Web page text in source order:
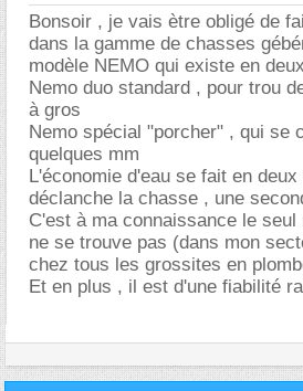
Bonsoir , je vais ètre obligé de
dans la gamme de chasses
modèle NEMO qui existe en
Nemo duo standard , pour trou
à gros
Nemo spécial "porcher" , qui se
quelques mm
L'économie d'eau se fait en
déclanche la chasse , une
C'est à ma connaissance le
ne se trouve pas (dans mon
chez tous les grossites en
Et en plus , il est d'une fiabilité